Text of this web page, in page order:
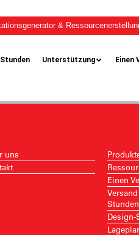
&
Unterstützung Einen
uns
Einen
Stunden
Design-